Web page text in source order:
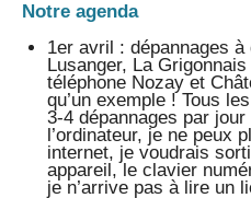
Notre agenda
1er avril : dépannages
Lusanger, La
téléphone Nozay et
qu’un exemple ! Tous
3-4 dépannages par
l’ordinateur, je ne peux
internet, je voudrais
appareil, le clavier
je n’arrive pas à lire un